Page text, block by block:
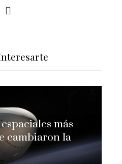
más
cambiaron la